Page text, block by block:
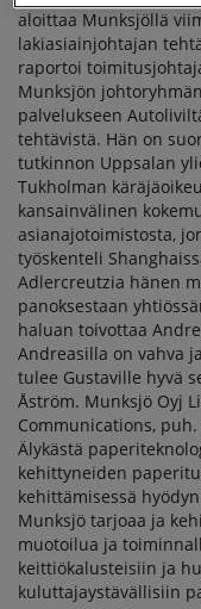
SEURAAJAKSI
VALITTU ANDREAS
ELVING
aloittaa Munksjöllä
lakiasiainjohtajan
raportoi
Munksjön
palvelukseen
tehtävistä. Hän on
tutkinnon Uppsalan
Tukholman
kansainvälinen
asianajotoimistosta,
työskenteli
Adlercreutzia hänen
panoksestaan
haluan toivottaa
Andreasilla on vahva
tulee Gustaville hyvä
Åström. Munksjö Oyj
Communications,
Älykästä
kehittyneiden
kehittämisessä
Munksjö tarjoaa ja
muotoilua ja
keittiökalusteisiin ja
kuluttajaystävällisiin